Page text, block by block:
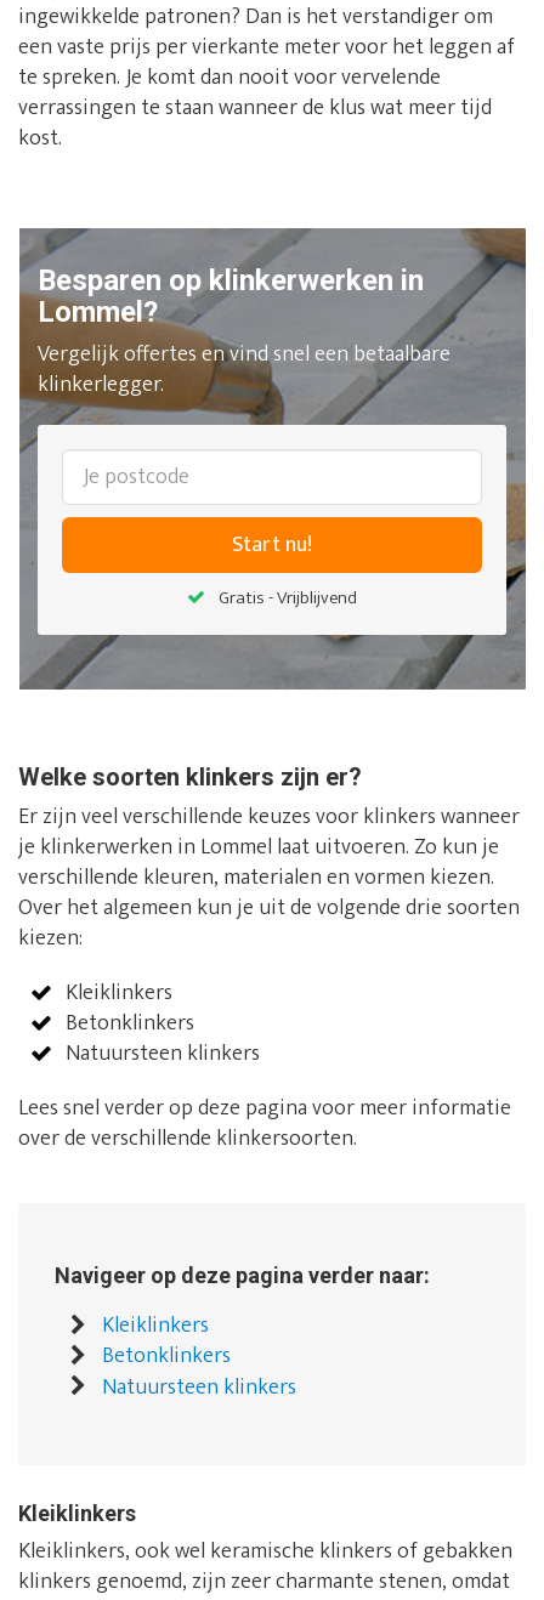
ingewikkelde patronen? Dan is het verstandiger om
een vaste prijs per vierkante meter voor het leggen af
te spreken. Je komt dan nooit voor vervelende
verrassingen te staan wanneer de klus wat meer tijd
kost.
Besparen op klinkerwerken in
Lommel?
Vergelijk offertes en vind snel een betaalbare
klinkerlegger.
Start nu!
Gratis - Vrijblijvend
Welke soorten klinkers zijn er?
Er zijn veel verschillende keuzes voor klinkers wanneer
je klinkerwerken in Lommel laat uitvoeren. Zo kun je
verschillende kleuren, materialen en vormen kiezen.
Over het algemeen kun je uit de volgende drie soorten
kiezen:
Kleiklinkers
Betonklinkers
Natuursteen klinkers
Lees snel verder op deze pagina voor meer informatie
over de verschillende klinkersoorten.
Navigeer op deze pagina verder naar:
Kleiklinkers
Betonklinkers
Natuursteen klinkers
Kleiklinkers
Kleiklinkers, ook wel keramische klinkers of gebakken
klinkers genoemd, zijn zeer charmante stenen, omdat